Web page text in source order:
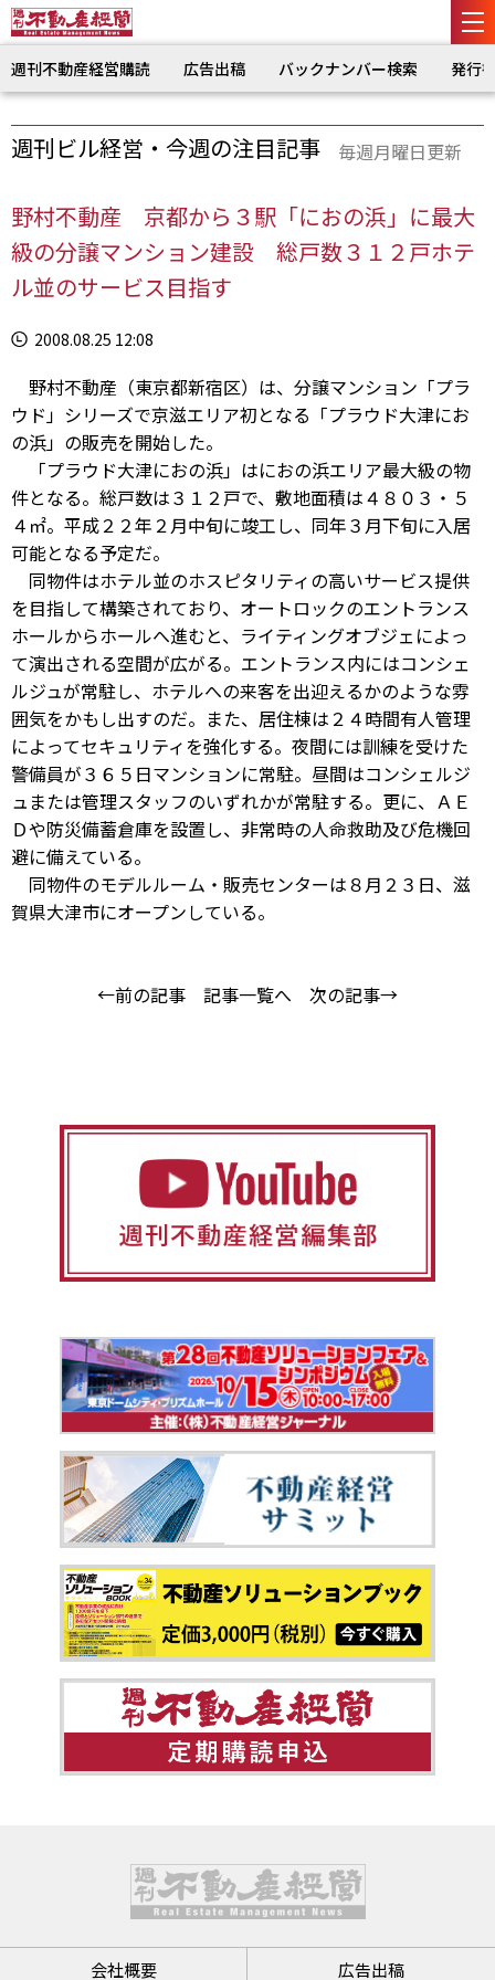
週刊不動産経営購読 広告出稿 バックナンバー検索 発行
週刊ビル経営・今週の注目記事 毎週月曜日更新
野村不動産 京都から３駅「におの浜」に最大
級の分譲マンション建設 総戸数３１２戸ホテ
ル並のサービス目指す
2008.08.25 12:08
野村不動産（東京都新宿区）は、分譲マンション「プラ
ウド」シリーズで京滋エリア初となる「プラウド大津にお
の浜」の販売を開始した。
「プラウド大津におの浜」はにおの浜エリア最大級の物
件となる。総戸数は３１２戸で、敷地面積は４８０３・５
４㎡。平成２２年２月中旬に竣工し、同年３月下旬に入居
可能となる予定だ。
同物件はホテル並のホスピタリティの高いサービス提供
を目指して構築されており、オートロックのエントランス
ホールからホールへ進むと、ライティングオブジェによっ
て演出される空間が広がる。エントランス内にはコンシェ
ルジュが常駐し、ホテルへの来客を出迎えるかのような雰
囲気をかもし出すのだ。また、居住棟は２４時間有人管理
によってセキュリティを強化する。夜間には訓練を受けた
警備員が３６５日マンションに常駐。昼間はコンシェルジ
ュまたは管理スタッフのいずれかが常駐する。更に、ＡＥ
Ｄや防災備蓄倉庫を設置し、非常時の人命救助及び危機回
避に備えている。
同物件のモデルルーム・販売センターは８月２３日、滋
賀県大津市にオープンしている。
←前の記事 記事一覧へ 次の記事→
会社概要 広告出稿